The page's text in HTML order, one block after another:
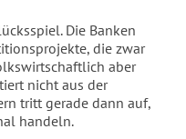
Die Banken
die zwar
aber
nicht aus der
tritt gerade dann auf,
handeln.